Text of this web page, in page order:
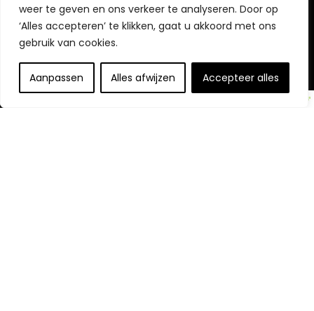
weer te geven en ons verkeer te analyseren. Door op
‘Alles accepteren’ te klikken, gaat u akkoord met ons
gebruik van cookies.
Aanpassen Alles afwijzen Accepteer alles
Openbaarmaking van partners
Openbaring:Wij nemen deel aan het Amazon Services LLC